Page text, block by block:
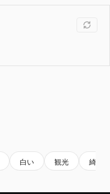
白い 観光 綺麗な